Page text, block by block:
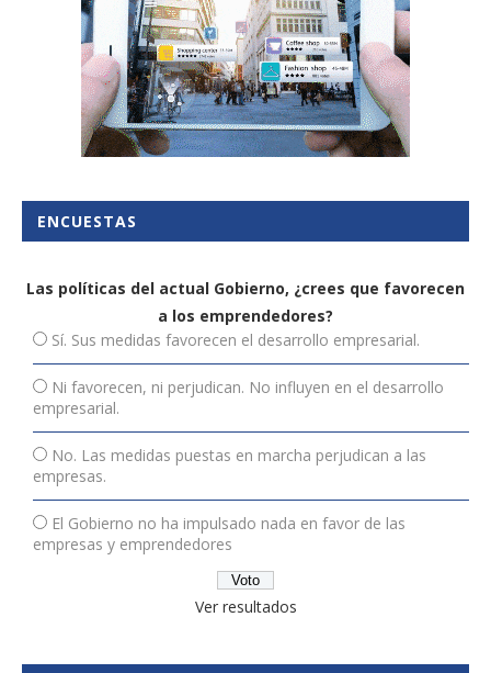
ENCUESTAS
Las políticas del actual Gobierno, ¿crees que favorecen
a los emprendedores?
Sí. Sus medidas favorecen el desarrollo empresarial.
Ni favorecen, ni perjudican. No influyen en el desarrollo
empresarial.
No. Las medidas puestas en marcha perjudican a las
empresas.
El Gobierno no ha impulsado nada en favor de las
empresas y emprendedores
Ver resultados